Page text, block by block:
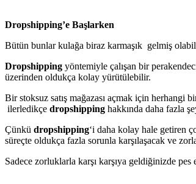
Dropshipping’e Başlarken
Bütün bunlar kulağa biraz karmaşık gelmiş
Dropshipping yöntemiyle çalışan bir
üzerinden oldukça kolay yürütülebilir.
Bir stoksuz satış mağazası açmak için herhangi
ilerledikçe dropshipping hakkında daha fazla
Çünkü dropshipping‘i daha kolay hale getiren
süreçte oldukça fazla sorunla karşılaşacak ve
Sadece zorluklarla karşı karşıya geldiğinizde